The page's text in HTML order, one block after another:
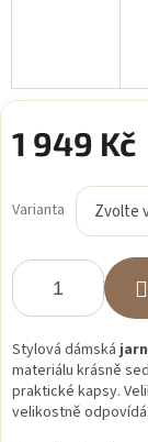
1 949 Kč
cena:
Varianta
Stylová dámská
materiálu krásně
praktické kapsy.
velikostně